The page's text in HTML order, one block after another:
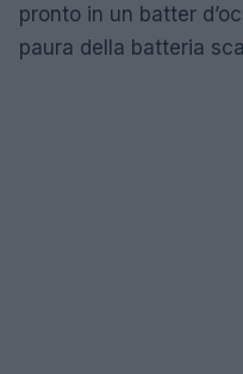
pronto in un batter
paura della batteria